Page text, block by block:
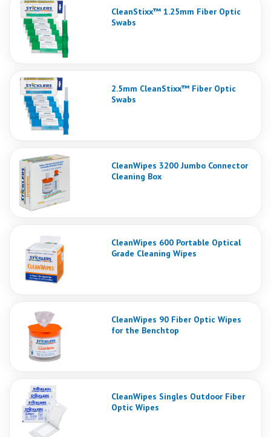
CleanStixx™ 1.25mm Fiber Optic
Swabs
2.5mm CleanStixx™ Fiber Optic
Swabs
CleanWipes 3200 Jumbo Connector
Cleaning Box
CleanWipes 600 Portable Optical
Grade Cleaning Wipes
CleanWipes 90 Fiber Optic Wipes
for the Benchtop
CleanWipes Singles Outdoor Fiber
Optic Wipes